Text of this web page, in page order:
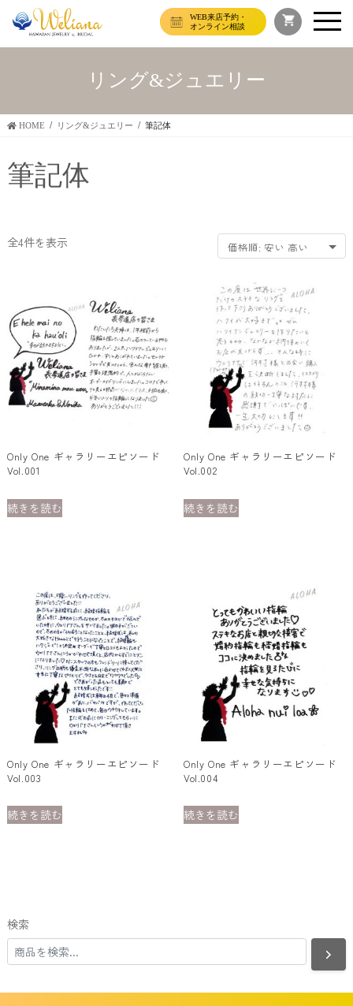
WEB来店予約・
オンライン相談
リング&ジュエリー
HOME リング&ジュエリー 筆記体
筆記体
全4件を表示価
い
→
高
い
Only One ギャラリーエピソード
Vol.001
続きを読む
Only One ギャラリーエピソード
Vol.002
続きを読む
Only One ギャラリーエピソード
Vol.003
続きを読む
Only One ギャラリーエピソード
Vol.004
続きを読む
検索